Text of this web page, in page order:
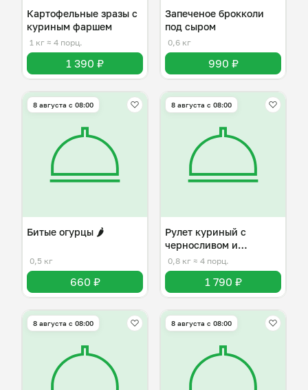
Картофельные зразы с
куриным фаршем
1 кг ≈ 4 порц.
1 390 ₽
Запеченое брокколи
под сыром
0,6 кг
990 ₽
8 августа с 08:00
Битые огурцы 🌶️
0,5 кг
660 ₽
8 августа с 08:00
Рулет куриный с
черносливом и
брынзой
0,8 кг ≈ 4 порц.
1 790 ₽
8 августа с 08:00 8 августа с 08:00